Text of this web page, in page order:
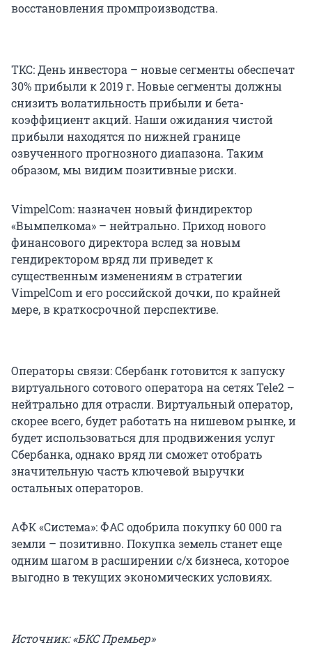
восстановления промпроизводства.
ТКС: День инвестора – новые сегменты обеспечат
30% прибыли к 2019 г. Новые сегменты должны
снизить волатильность прибыли и бета-
коэффициент акций. Наши ожидания чистой
прибыли находятся по нижней границе
озвученного прогнозного диапазона. Таким
образом, мы видим позитивные риски.
VimpelCom: назначен новый финдиректор
«Вымпелкома» – нейтрально. Приход нового
финансового директора вслед за новым
гендиректором вряд ли приведет к
существенным изменениям в стратегии
VimpelCom и его российской дочки, по крайней
мере, в краткосрочной перспективе.
Операторы связи: Сбербанк готовится к запуску
виртуального сотового оператора на сетях Tele2 –
нейтрально для отрасли. Виртуальный оператор,
скорее всего, будет работать на нишевом рынке, и
будет использоваться для продвижения услуг
Сбербанка, однако вряд ли сможет отобрать
значительную часть ключевой выручки
остальных операторов.
АФК «Система»: ФАС одобрила покупку 60 000 га
земли – позитивно. Покупка земель станет еще
одним шагом в расширении с/х бизнеса, которое
выгодно в текущих экономических условиях.
Источник: «БКС Премьер»